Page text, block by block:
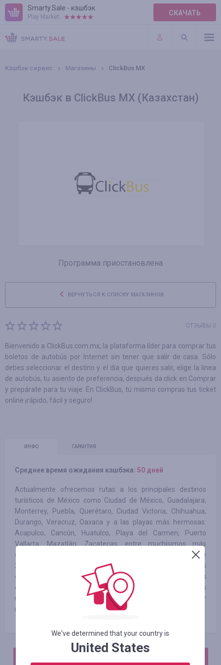
Smarty.Sale - кэшбэк
Play Market: СКАЧАТЬ
ПРАВИЛА
ПЛАГИНЫ
Кэшбэк сервис Магазины ClickBus MX
Кэшбэк в ClickBus MX (Казахстан)
Программа приостановлена
ВЕРНУТЬСЯ К СПИСКУ МАГАЗИНОВ
ОТЗЫВЫ 0
Bienvenido a ClickBus.com.mx, la plataforma líder para comprar tus
boletos de autobús por Internet sin tener que salir de casa. Sólo
debes seleccionar el destino y el día que quieres salir, elige la línea
de autobús, tu asiento de preferencia, después da click en Comprar
y prepárate para tu viaje. En ClickBus, tú mismo compras tus ticket
online ¡rápido, fácil y seguro!
ИНФО ГАРАНТИЯ
Среднее время ожидания кэшбэка: 50 дней
Actualmente ofrecemos rutas a los principales destinos
turísticos de México como Ciudad de México, Guadalajara,
Monterrey, Puebla, Querétaro, Ciudad Victoria, Chihuahua,
Durango, Veracruz, Oaxaca y a las playas más hermosas:
Acapulco, Cancún, Huatulco, Playa del Carmen, Puerto
Vallarta, Mazatlán, Zacatecas, entre muchísimos más
destinos. Además, en nuestro catálogo encontrarás más de
20 mil rutas que te llevan a los Pueblos Mágicos más
emblemáticos y otros municipios del país, incluso, a algunas
ciudades importantes de Estados Unidos en donde tendrás
unas vacaciones inolvidables y la oportunidad de conocer
nuevos lugares, culturas, comida y mucho más.
We've determined that your country is
United States